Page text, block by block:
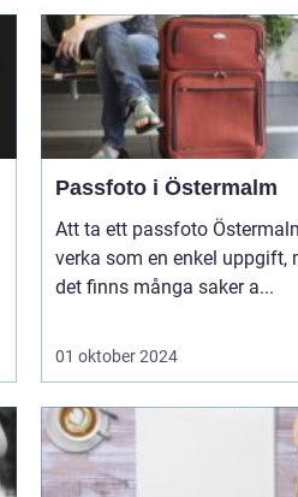
Passfoto i Östermalm
Att ta ett passfoto
verka som en enkel uppgift,
det finns många saker a...
01 oktober 2024